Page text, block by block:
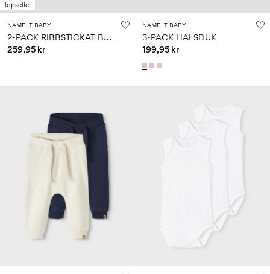
Topseller
NAME IT BABY
2
-PACK RIBBSTICKAT BYXOR
259,95 kr
NAME IT BABY
3-PACK HALSDUK
199,95 kr